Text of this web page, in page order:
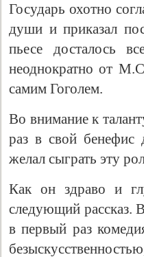
Государь охотно
души и приказал
пьесе досталось
неоднократно от
самим Гоголем.
Во внимание к
раз в свой бенефис
желал сыграть эту
Как он здраво и
следующий рассказ.
в первый раз